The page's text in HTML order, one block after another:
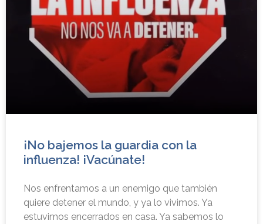
¡No bajemos la guardia con la
influenza! ¡Vacúnate!
Nos enfrentamos a un enemigo que también
quiere detener el mundo, y ya lo vivimos. Ya
estuvimos encerrados en casa. Ya sabemos lo